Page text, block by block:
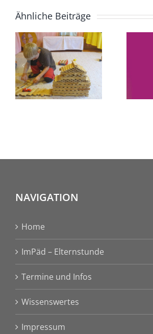
Ähnliche Beiträge
Impäd 20
– „Die
(ESU) im
vorletzten
NAVIGATION
Home
ImPäd – Elternstunde
Termine und Infos
Wissenswertes
Impressum